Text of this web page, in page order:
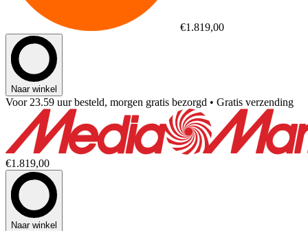
€1.819,00
Naar winkel
Voor 23.59 uur besteld, morgen gratis bezorgd • Gratis verzending
€1.819,00
Naar winkel